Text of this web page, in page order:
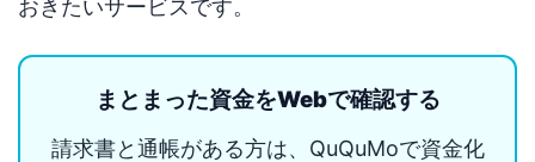
おきたいサービスです。
まとまった資金をWebで確認する
請求書と通帳がある方は、QuQuMoで資金化